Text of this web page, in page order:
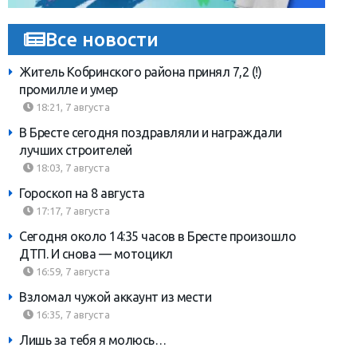
Все новости
Житель Кобринского района принял 7,2 (!)
промилле и умер
18:21, 7 августа
В Бресте сегодня поздравляли и награждали
лучших строителей
18:03, 7 августа
Гороскоп на 8 августа
17:17, 7 августа
Сегодня около 14:35 часов в Бресте произошло
ДТП. И снова — мотоцикл
16:59, 7 августа
Взломал чужой аккаунт из мести
16:35, 7 августа
Лишь за тебя я молюсь…